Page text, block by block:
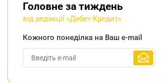
Головне за тиждень
від редакції «Дебет-Кредит»
Кожного понеділка на Ваш e-mail